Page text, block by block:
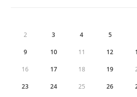
2 3 4 5
9 10 11 12
16 17 18 19
23 24 25 26